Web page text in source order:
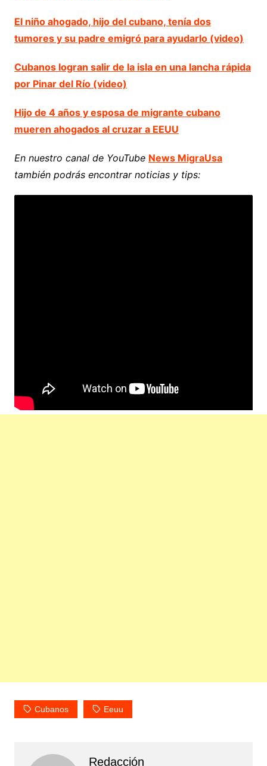
El niño ahogado, hijo del cubano, tenía dos
tumores y su padre emigró para ayudarlo (video)
Cubanos logran salir de la isla en una lancha rápida
por Pinar del Río (video)
Hijo de 4 años y esposa de migrante cubano
mueren ahogados al cruzar a EEUU
En nuestro canal de YouTube News MigraUsa
también podrás encontrar noticias y tips:
Cubanos Eeuu
Redacción